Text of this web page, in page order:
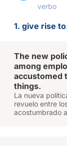
verbo
1. give rise
The new
among
accustomed
things.
La nueva
revuelo entre
acostumbrado